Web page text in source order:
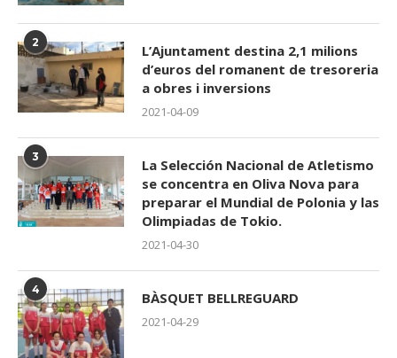
2
L’Ajuntament destina 2,1 milions
d’euros del romanent de tresoreria
a obres i inversions
2021-04-09
3
La Selección Nacional de Atletismo
se concentra en Oliva Nova para
preparar el Mundial de Polonia y las
Olimpiadas de Tokio.
2021-04-30
4 BÀSQUET BELLREGUARD
2021-04-29